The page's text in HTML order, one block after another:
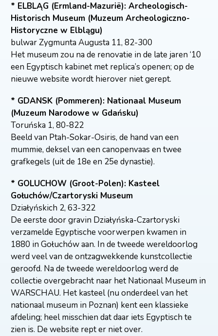
* ELBLĄG (Ermland-Mazurië): Archeologisch-
Historisch Museum (Muzeum Archeologiczno-
Historyczne w Elblągu)
bulwar Zygmunta Augusta 11, 82-300
Het museum zou na de renovatie in de late jaren ‘10
een Egyptisch kabinet met replica’s openen; op de
nieuwe website wordt hierover niet gerept.
* GDANSK (Pommeren): Nationaal Museum
(Muzeum Narodowe w Gdańsku)
Toruńska 1, 80-822
Beeld van Ptah-Sokar-Osiris, de hand van een
mummie, deksel van een canopenvaas en twee
grafkegels (uit de 18e en 25e dynastie).
* GOLUCHOW (Groot-Polen): Kasteel
Gołuchów/Czartoryski Museum
Działyńskich 2, 63-322
De eerste door gravin Działyńska-Czartoryski
verzamelde Egyptische voorwerpen kwamen in
1880 in Gołuchów aan. In de tweede wereldoorlog
werd veel van de ontzagwekkende kunstcollectie
geroofd. Na de tweede wereldoorlog werd de
collectie overgebracht naar het Nationaal Museum in
WARSCHAU. Het kasteel (nu onderdeel van het
nationaal museum in Poznan) kent een klassieke
afdeling; heel misschien dat daar iets Egyptisch te
zien is. De website rept er niet over.